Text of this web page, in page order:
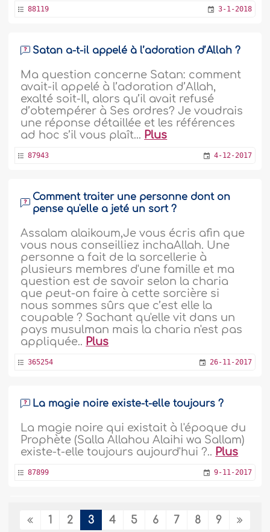
88119 3-1-2018
Satan a-t-il appelé à l’adoration d’Allah ?
Ma question concerne Satan: comment
avait-il appelé à l’adoration d’Allah,
exalté soit-Il, alors qu’il avait refusé
d’obtempérer à Ses ordres? Je voudrais
une réponse détaillée et les références
ad hoc s’il vous plaît... Plus
87943 4-12-2017
Comment traiter une personne dont on
pense qu'elle a jeté un sort ?
Assalam alaikoum,Je vous écris afin que
vous nous conseilliez inchaAllah. Une
personne a fait de la sorcellerie à
plusieurs membres d'une famille et ma
question est de savoir selon la charia
que peut-on faire à cette sorcière si
nous sommes sûrs que c’est elle la
coupable ? Sachant qu'elle vit dans un
pays musulman mais la charia n'est pas
appliquée.. Plus
365254 26-11-2017
La magie noire existe-t-elle toujours ?
La magie noire qui existait à l'époque du
Prophète (Salla Allahou Alaihi wa Sallam)
existe-t-elle toujours aujourd'hui ?.. Plus
87899 9-11-2017
L’allégation de votre sœur est un
mensonge et une imposture
1 2 3 4 5 6 7 8 9